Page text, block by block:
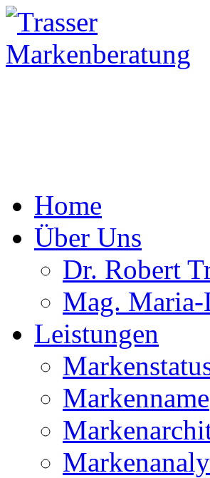
Home
Über Uns
Dr. Robert
Mag.
Leistungen
Markenname